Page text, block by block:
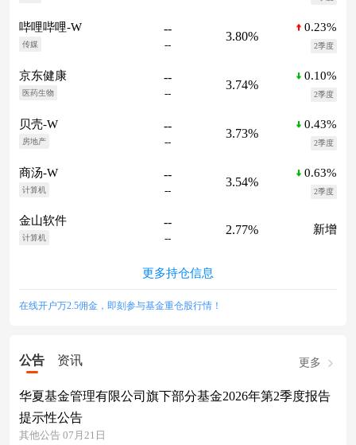
哔哩哔哩-W
传媒
--
--
3.80%
0.23%
2季度
京东健康
医药生物
--
--
3.74%
0.10%
2季度
贝壳-W
房地产
--
--
3.73%
0.43%
2季度
商汤-W
计算机
--
--
3.54%
0.63%
2季度
金山软件
计算机
--
--
2.77% 新增
更多持仓信息
在线开户万2.5佣金，即刻参与基金重仓股行情！
公告 资讯 更多
华夏基金管理有限公司旗下部分基金2026年第2季度报告
提示性公告
其他公告 07月21日